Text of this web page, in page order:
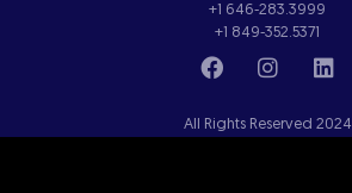
+1 646-283.3999
+1 849-352.5371
All Rights Reserved 2024